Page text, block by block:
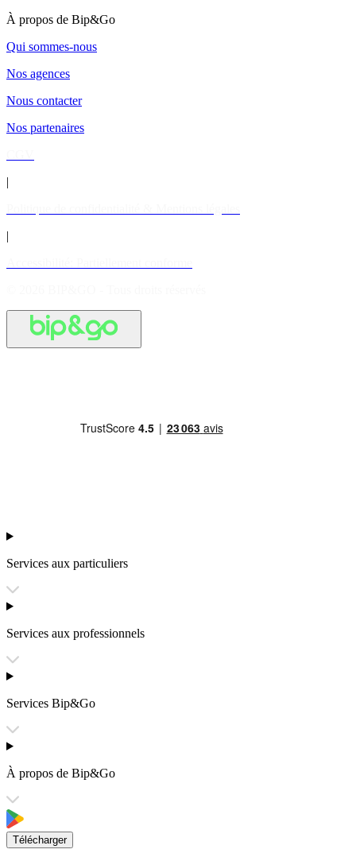
À propos de Bip&Go
Qui sommes-nous
Nos agences
Nous contacter
Nos partenaires
|
|
Services aux particuliers
Services aux professionnels
Services Bip&Go
À propos de Bip&Go
Télécharger